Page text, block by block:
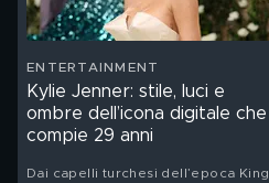
ENTERTAINMENT
Kylie Jenner: stile, luci e
ombre dell’icona digitale che
compie 29 anni
Dai capelli turchesi dell’epoca King